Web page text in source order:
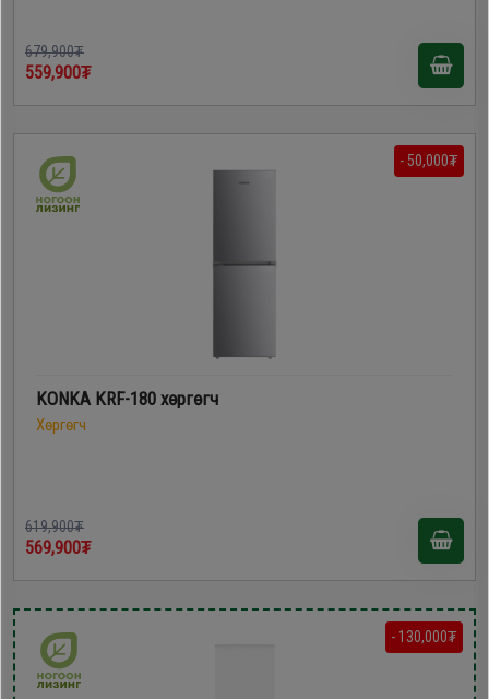
679,900₮
559,900₮
- 50,000₮
KONKA KRF-180 хөргөгч
Хөргөгч
619,900₮
569,900₮
- 130,000₮